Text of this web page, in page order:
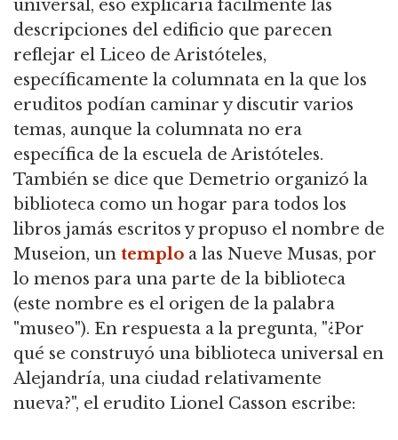
universal, eso explicaría fácilmente las
descripciones del edificio que parecen
reflejar el Liceo de Aristóteles,
específicamente la columnata en la que los
eruditos podían caminar y discutir varios
temas, aunque la columnata no era
específica de la escuela de Aristóteles.
También se dice que Demetrio organizó la
biblioteca como un hogar para todos los
libros jamás escritos y propuso el nombre de
Museion, un templo a las Nueve Musas, por
lo menos para una parte de la biblioteca
(este nombre es el origen de la palabra
"museo"). En respuesta a la pregunta, "¿Por
qué se construyó una biblioteca universal en
Alejandría, una ciudad relativamente
nueva?", el erudito Lionel Casson escribe: